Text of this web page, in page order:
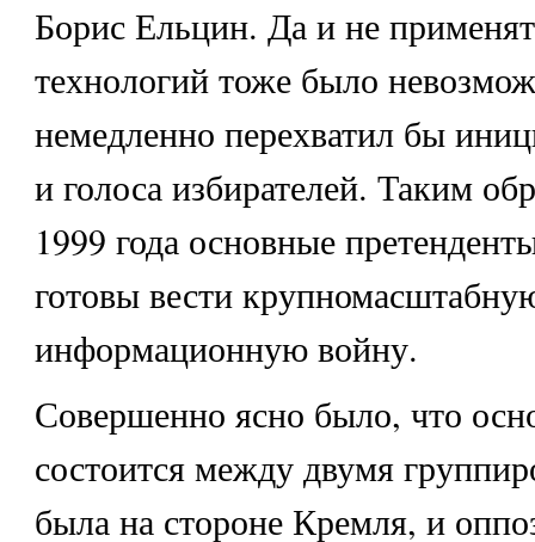
Борис Ельцин. Да и не
технологий тоже было
немедленно перехватил бы
и голоса избирателей. Таким
1999 года основные
готовы вести
информационную войну.
Совершенно ясно было, что
состоится между двумя
была на стороне Кремля, и